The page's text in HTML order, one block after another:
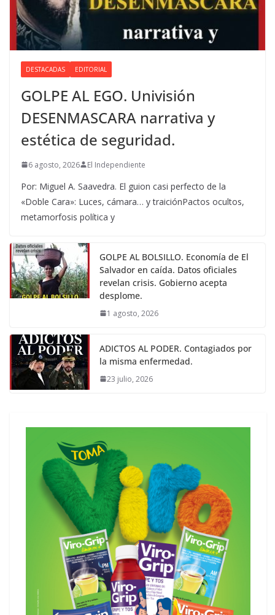
DESTACADAS EDITORIAL
GOLPE AL EGO. Univisión
DESENMASCARA narrativa y
estética de seguridad.
6 agosto, 2026 El Independiente
Por: Miguel A. Saavedra. El guion casi perfecto de la
«Doble Cara»: Luces, cámara… y traiciónPactos ocultos,
metamorfosis política y
GOLPE AL BOLSILLO. Economía de El
Salvador en caída. Datos oficiales
revelan crisis. Gobierno acepta
desplome.
1 agosto, 2026
ADICTOS AL PODER. Contagiados por
la misma enfermedad.
23 julio, 2026